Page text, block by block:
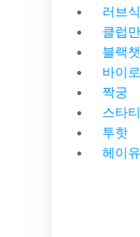
러브
클럽
블랙챗
바이
짝궁
스타
투핫
헤이유